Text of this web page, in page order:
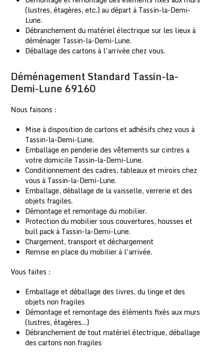
(lustres, étagères, etc.) au départ à Tassin-la-Demi-
Lune.
Débranchement du matériel électrique sur les lieux à
déménager Tassin-la-Demi-Lune.
Déballage des cartons à l’arrivée chez vous.
Déménagement Standard Tassin-la-
Demi-Lune 69160
Nous faisons :
Mise à disposition de cartons et adhésifs chez vous à
Tassin-la-Demi-Lune.
Emballage en penderie des vêtements sur cintres a
votre domicile Tassin-la-Demi-Lune.
Conditionnement des cadres, tableaux et miroirs chez
vous à Tassin-la-Demi-Lune.
Emballage, déballage de la vaisselle, verrerie et des
objets fragiles.
Démontage et remontage du mobilier.
Protection du mobilier sous couvertures, housses et
bull pack à Tassin-la-Demi-Lune.
Chargement, transport et déchargement
Remise en place du mobilier à l’arrivée.
Vous faites :
Emballage et déballage des livres, du linge et des
objets non fragiles
Démontage et remontage des éléments fixés aux murs
(lustres, étagères…)
Débranchement de tout matériel électrique, déballage
des cartons non fragiles